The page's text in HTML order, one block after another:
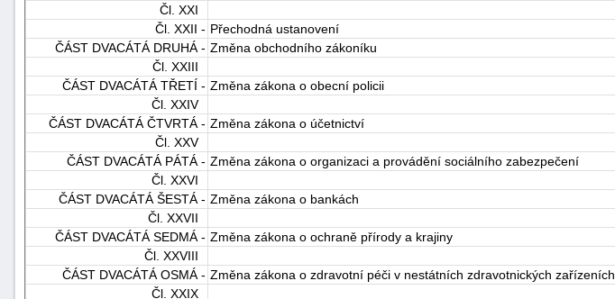
Čl. XXI
Čl. XXII - Přechodná ustanovení
ČÁST DVACÁTÁ DRUHÁ - Změna obchodního zákoníku
Čl. XXIII
ČÁST DVACÁTÁ TŘETÍ - Změna zákona o obecní policii
Čl. XXIV
ČÁST DVACÁTÁ ČTVRTÁ - Změna zákona o účetnictví
Čl. XXV
ČÁST DVACÁTÁ PÁTÁ - Změna zákona o organizaci a provádění sociálního zabezpečení
Čl. XXVI
ČÁST DVACÁTÁ ŠESTÁ - Změna zákona o bankách
Čl. XXVII
ČÁST DVACÁTÁ SEDMÁ - Změna zákona o ochraně přírody a krajiny
Čl. XXVIII
ČÁST DVACÁTÁ OSMÁ - Změna zákona o zdravotní péči v nestátních zdravotnických zařízeních
Čl. XXIX